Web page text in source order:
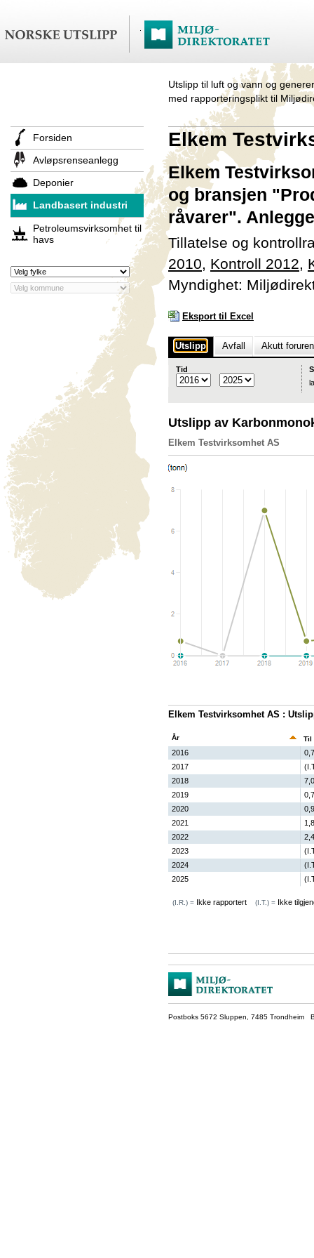
Utslipp til luft og vann og
med rapporteringsplikt til
Forsiden
Avløpsrenseanlegg
Deponier
Landbasert industri
Petroleumsvirksomhet til
havs
Elkem
Elkem
og bransjen
råvarer".
Tillatelse og
2010, Kontroll 2012,
Myndighet:
Eksport til Excel
Utslipp Avfall Akutt
Tid
Utslipp av
Elkem Testvirksomhet AS
Elkem Testvirksomhet AS :
År
2016
2017
2018
2019
2020
2021
2022
2023
2024
2025
(I.R.) = Ikke rapportert (I.T.) = Ikke
Postboks 5672 Sluppen, 7485 Trondheim